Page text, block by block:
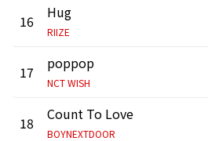
16 Hug
RIIZE
17 poppop
NCT WISH
18 Count To Love
BOYNEXTDOOR